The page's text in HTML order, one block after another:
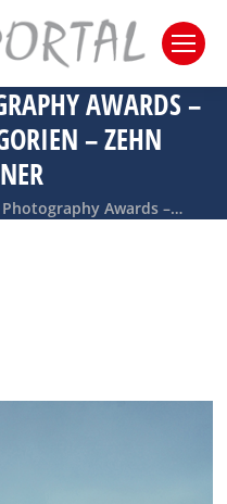
AWARDS –
– ZEHN
Awards –…